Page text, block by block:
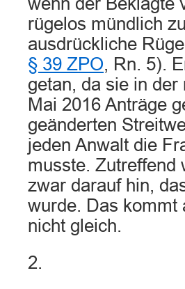
rügelos mündlich
ausdrückliche
§ 39 ZPO, Rn. 5).
getan, da sie in
Mai 2016 Anträge
geänderten
jeden Anwalt die
musste. Zutreffend
zwar darauf hin,
wurde. Das kommt
nicht gleich.
2.